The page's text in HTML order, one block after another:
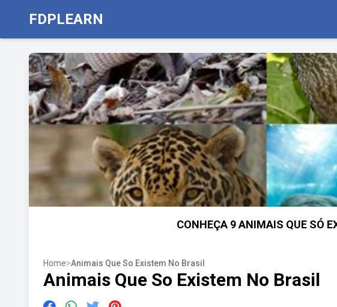
FDPLEARN
CONHEÇA 9 ANIMAIS QUE SÓ
Home>Animais Que So Existem No Brasil
Animais Que So Existem No Brasil